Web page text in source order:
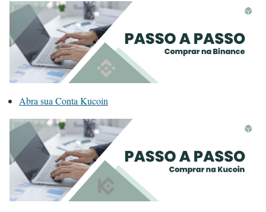
Abra sua Conta Kucoin